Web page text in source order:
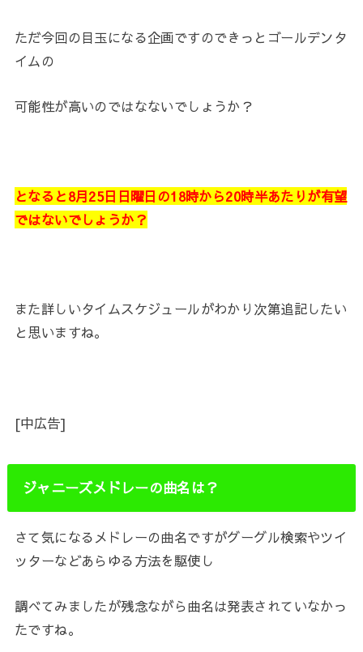
ただ今回の目玉になる企画ですのできっとゴールデンタ
イムの
可能性が高いのではなないでしょうか？
となると8月25日日曜日の18時から20時半あたりが有望
ではないでしょうか？
また詳しいタイムスケジュールがわかり次第追記したい
と思いますね。
[中広告]
ジャニーズメドレーの曲名は？
さて気になるメドレーの曲名ですがグーグル検索やツイ
ッターなどあらゆる方法を駆使し
調べてみましたが残念ながら曲名は発表されていなかっ
たですね。